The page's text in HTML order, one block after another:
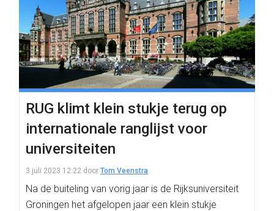
RUG klimt klein stukje terug op
internationale ranglijst voor
universiteiten
3 juli 2023 12:22 door Tom Veenstra
Na de buiteling van vorig jaar is de Rijksuniversiteit
Groningen het afgelopen jaar een klein stukje